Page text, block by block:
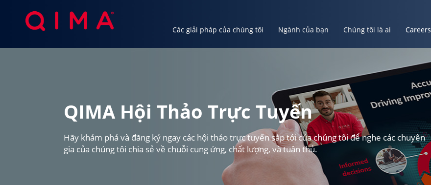
Các giải pháp của chúng tôi Ngành của bạn Chúng tôi là ai Careers
QIMA Hội Thảo Trực Tuyến
Hãy khám phá và đăng ký ngay các hội thảo trực tuyến sắp tới của chúng tôi để nghe các chuyên
gia của chúng tôi chia sẻ về chuỗi cung ứng, chất lượng, và tuân thủ.